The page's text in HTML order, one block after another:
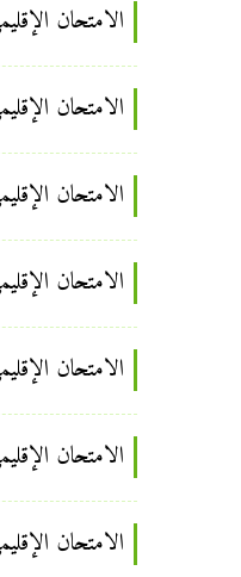
الامتحان الإقليمي
الامتحان الإقليمي
الامتحان الإقليمي
الامتحان
الامتحان
الامتحان
الامتحان